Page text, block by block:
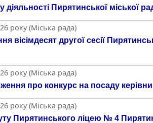
Пирятинської міської
року (Міська рада)
вісімдесят другої сесії
року (Міська рада)
про конкурс на посаду
року (Міська рада)
Пирятинського ліцею № 4